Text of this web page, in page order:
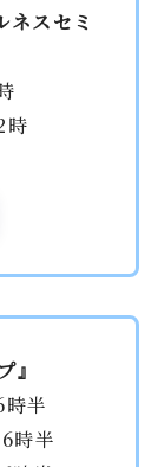
ネスセミ
時
』
半
時半